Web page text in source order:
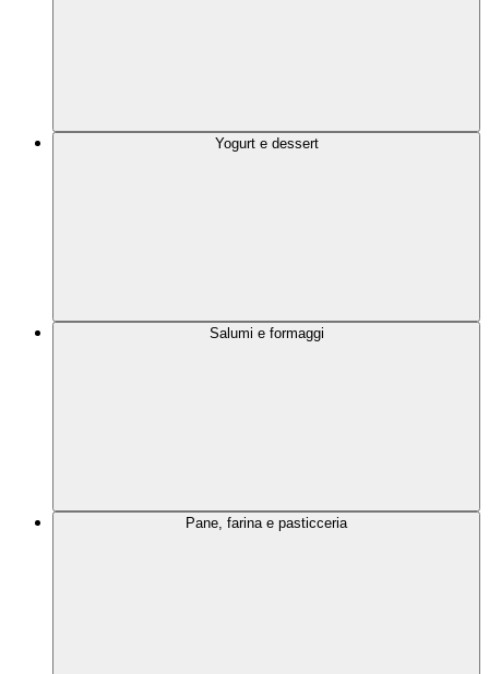
Yogurt e dessert
Salumi e formaggi
Pane, farina e pasticceria